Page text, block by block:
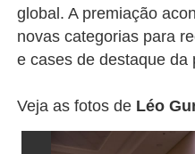
global. A premiação
novas categorias para
e cases de destaque da
Veja as fotos de Léo